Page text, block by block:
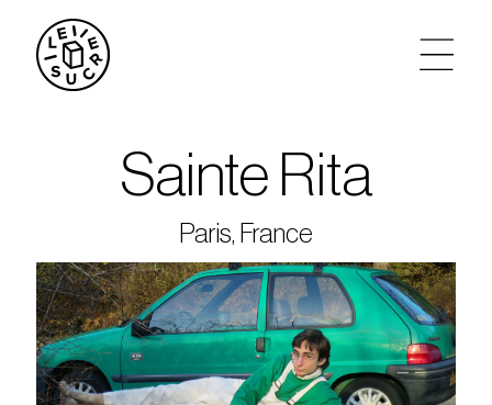
agenda
tickets
le sucre max
partenariats
Sainte Rita
Paris, France